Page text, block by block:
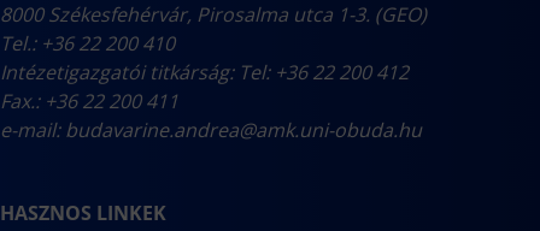
8000 Székesfehérvár, Pirosalma utca 1-3. (GEO)
Tel.: +36 22 200 410
Intézetigazgatói titkárság: Tel: +36 22 200 412
Fax.: +36 22 200 411
e-mail:budavarine.andrea@amk.uni-obuda.hu
HASZNOS LINKEK